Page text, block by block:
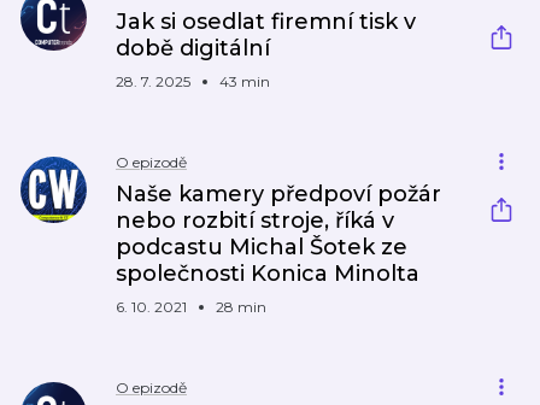
Jak si osedlat firemní tisk v
době digitální
28. 7. 2025 43 min
O epizodě
Naše kamery předpoví požár
nebo rozbití stroje, říká v
podcastu Michal Šotek ze
společnosti Konica Minolta
6. 10. 2021 28 min
O epizodě